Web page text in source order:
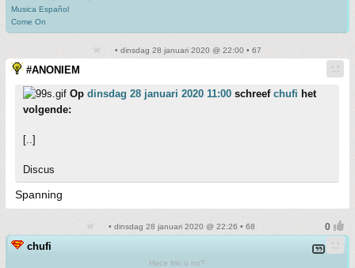
Musica Español
Come On
• dinsdag 28 januari 2020 @ 22:00 • 67
#ANONIEM
Op dinsdag 28 januari 2020 11:00 schreef chufi het
volgende:
[..]
Discus
Spanning
• dinsdag 28 januari 2020 @ 22:26 • 68
chufi
Hace frio o no?